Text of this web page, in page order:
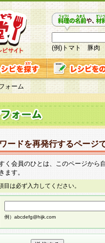
(例)トマト 豚肉
ォーム
ードを再発行するページ
く会員のひとは、このページから
ます。
目は必ず入力してください。
例）abcdefg@hijk.com